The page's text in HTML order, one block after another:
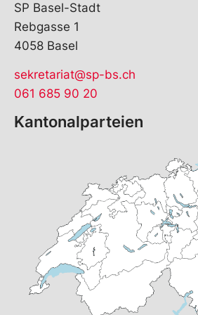
SP Basel-Stadt
Rebgasse 1
4058 Basel
sekretariat@sp-bs.ch
061 685 90 20
Kantonalparteien